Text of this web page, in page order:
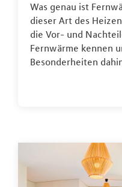
Was genau ist
dieser Art des
die Vor- und
Fernwärme kennen
Besonderheiten